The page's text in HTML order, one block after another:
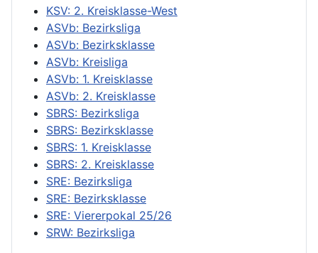
KSV: 2. Kreisklasse-West
ASVb: Bezirksliga
ASVb: Bezirksklasse
ASVb: Kreisliga
ASVb: 1. Kreisklasse
ASVb: 2. Kreisklasse
SBRS: Bezirksliga
SBRS: Bezirksklasse
SBRS: 1. Kreisklasse
SBRS: 2. Kreisklasse
SRE: Bezirksliga
SRE: Bezirksklasse
SRE: Viererpokal 25/26
SRW: Bezirksliga